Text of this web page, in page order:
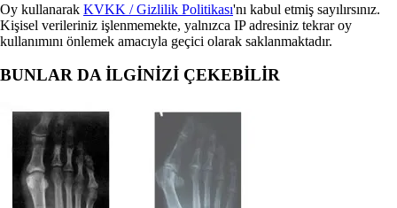
Oy kullanarak KVKK / Gizlilik Politikası'nı kabul etmiş sayılırsınız.
Kişisel verileriniz işlenmemekte, yalnızca IP adresiniz tekrar oy
kullanımını önlemek amacıyla geçici olarak saklanmaktadır.
BUNLAR DA İLGİNİZİ ÇEKEBİLİR